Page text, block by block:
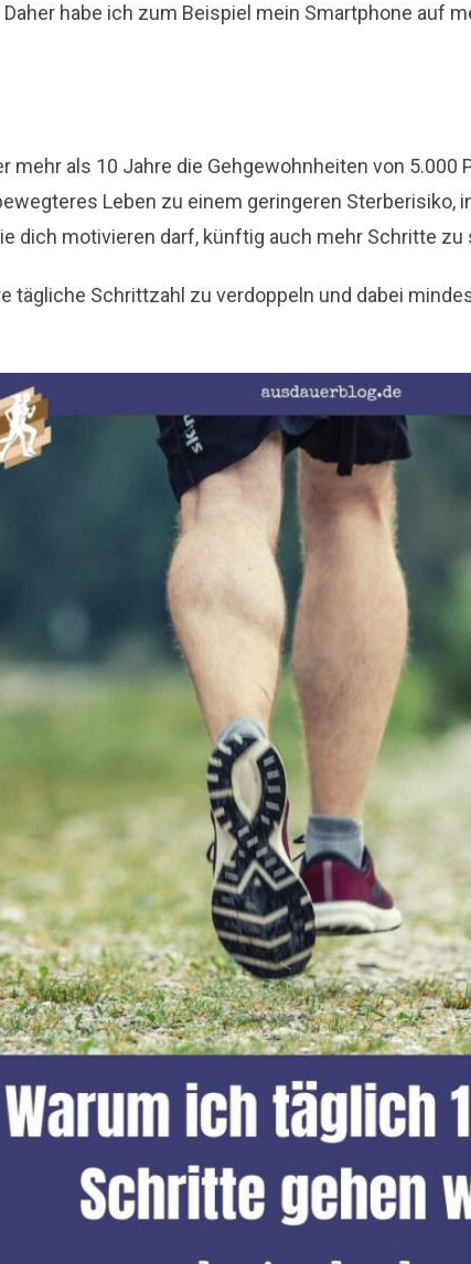
habe ich zum Beispiel mein Smartphone auf
mehr als 10 Jahre die Gehgewohnheiten von
Leben zu einem geringeren
dich motivieren darf, künftig auch mehr Schritte zu
tägliche Schrittzahl zu verdoppeln und dabei